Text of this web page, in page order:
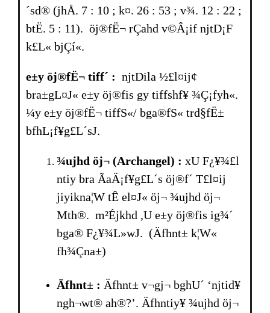
´sd® (jhÅ. 7 : 10 ; k¤. 26 : 53 ; v¾. 12 : 22 ;
btË. 5 : 11). öj®fË¬ rÇahd v©Â¡if njtD¡F
k£L« bjÇí«.
e±y öj®fË¬ tiff´ : njtDila ½£l¤ij¢
bra±gL¤J« e±y öj®fis gy tiffshf¥ ¾Ç¡fyh«.
¼y e±y öj®fË¬ tiffS«/ bga®fS« trd§fË±
bfhL¡f¥g£L´sJ.
¾ujhd öj¬ (Archangel) : xU F¿¥¾£l
ntiy br­a ÃaÄ¡f¥g£L´s öj®f´ T£l¤ij
jiyikna¦W tÊ el¤J« öj¬ ¾ujhd öj¬
Mth®. m²Éjkhd ,U e±y öj®fis ig¾´
bga® F¿¥¾L»wJ. (Äfhnt± k¦W«
fh¾Çna±)
Äfhnt± : Äfhnt± v¬gj¬ bghU´ ‘njtid¥
ngh¬wt® ah®?’. Äfhntiy¥ ¾ujhd öj¬